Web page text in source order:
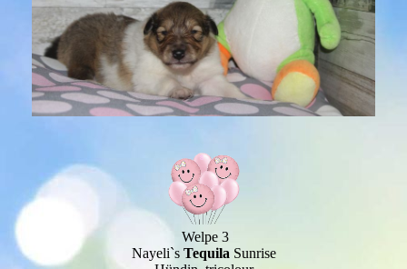
Welpe 3
Nayeli`s Tequila Sunrise